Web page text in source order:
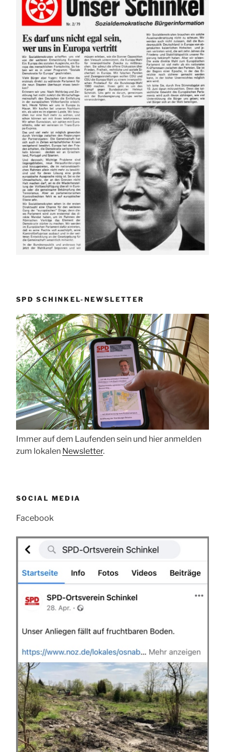
SPD SCHINKEL-NEWSLETTER
Immer auf dem Laufenden sein und hier anmelden
zum lokalen Newsletter.
SOCIAL MEDIA
Facebook